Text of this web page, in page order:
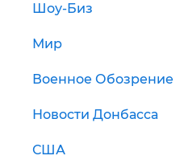
Шоу-Биз
Мир
Военное Обозрение
Новости Донбасса
США